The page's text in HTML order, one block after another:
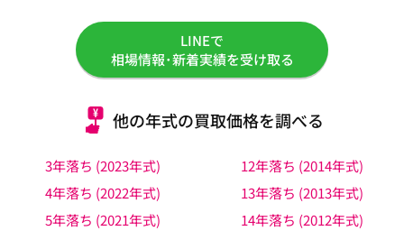
LINEで
相場情報･新着実績を受け取る
他の年式の買取価格を調べる
3年落ち (2023年式)
4年落ち (2022年式)
5年落ち (2021年式)
12年落ち (2014年式)
13年落ち (2013年式)
14年落ち (2012年式)